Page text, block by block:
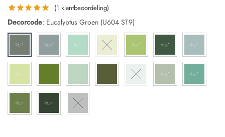
(1 klantbeoordeling)
Decorcode: Eucalyptus Groen (U604 ST9)